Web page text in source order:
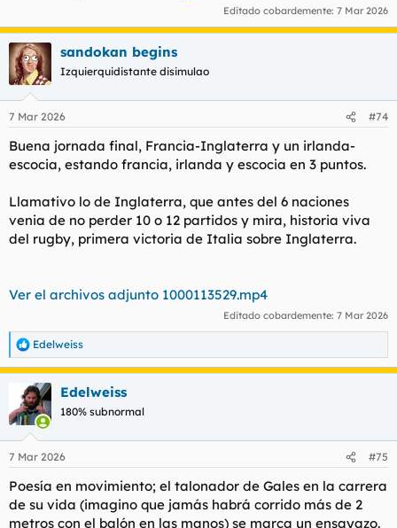
Editado cobardemente: 7 Mar 2026
sandokan begins
Izquierquidistante disimulao
7 Mar 2026 #74
Buena jornada final, Francia-Inglaterra y un irlanda-
escocia, estando francia, irlanda y escocia en 3 puntos.
Llamativo lo de Inglaterra, que antes del 6 naciones
venia de no perder 10 o 12 partidos y mira, historia viva
del rugby, primera victoria de Italia sobre Inglaterra.
Ver el archivos adjunto 1000113529.mp4
Editado cobardemente: 7 Mar 2026
R
e
a
c
i
e
:
Edelweiss
Edelweiss
180% subnormal
7 Mar 2026 #75
Poesía en movimiento; el talonador de Gales en la carrera
de su vida (imagino que jamás habrá corrido más de 2
metros con el balón en las manos) se marca un ensayazo.